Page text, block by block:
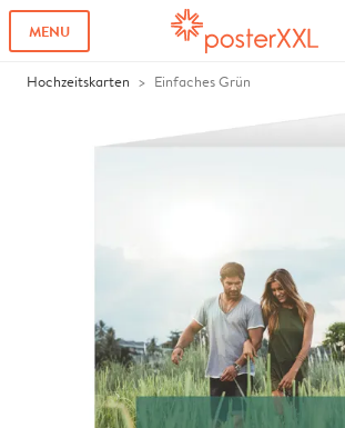
MENU
Hochzeitskarten Einfaches Grün